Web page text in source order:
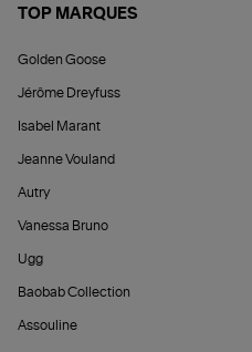
TOP MARQUES
Golden Goose
Jérôme Dreyfuss
Isabel Marant
Jeanne Vouland
Autry
Vanessa Bruno
Ugg
Baobab Collection
Assouline